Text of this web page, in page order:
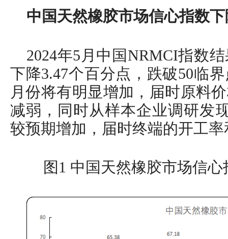
中国天然橡胶市场信心指数
2024年5月中国NRMCI指数
下降3.47个百分点，跌破50临
月份将有明显增加，届时原料
减弱，同时从样本企业调研发
较预期增加，届时终端的开工
图1 中国天然橡胶市场信